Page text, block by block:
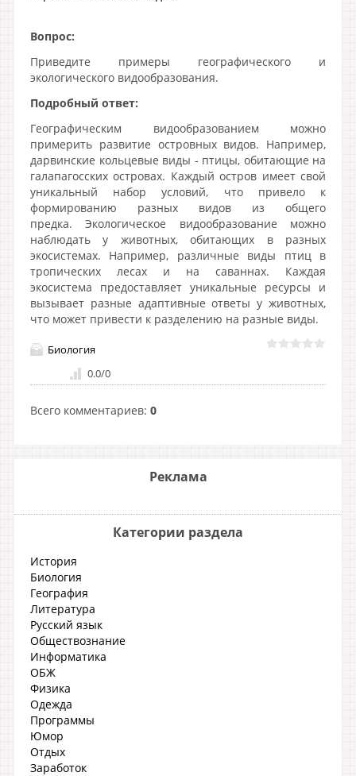
Вопрос:
Приведите примеры географического и
экологического видообразования.
Подробный ответ:
Географическим видообразованием можно
примерить развитие островных видов. Например,
дарвинские кольцевые виды - птицы, обитающие на
галапагосских островах. Каждый остров имеет свой
уникальный набор условий, что привело к
формированию разных видов из общего
предка. Экологическое видообразование можно
наблюдать у животных, обитающих в разных
экосистемах. Например, различные виды птиц в
тропических лесах и на саваннах. Каждая
экосистема предоставляет уникальные ресурсы и
вызывает разные адаптивные ответы у животных,
что может привести к разделению на разные виды.
Биология
0.0/0
Всего комментариев: 0
Реклама
Категории раздела
История
Биология
География
Литература
Русский язык
Обществознание
Информатика
ОБЖ
Физика
Одежда
Программы
Юмор
Отдых
Заработок